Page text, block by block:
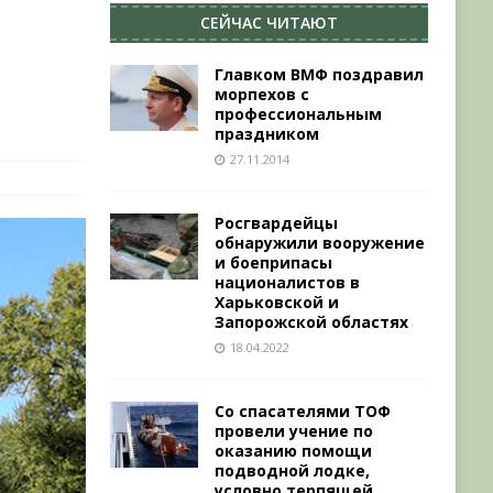
СЕЙЧАС ЧИТАЮТ
Главком ВМФ поздравил
морпехов с
профессиональным
праздником
27.11.2014
Росгвардейцы
обнаружили вооружение
и боеприпасы
националистов в
Харьковской и
Запорожской областях
18.04.2022
Со спасателями ТОФ
провели учение по
оказанию помощи
подводной лодке,